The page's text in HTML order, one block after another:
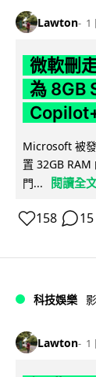
Lawton 1
微軟刪
為 8GB
Microsoft 被
置 32GB RAM
門...
閱讀全
158 15
科技娛樂
Lawton 1